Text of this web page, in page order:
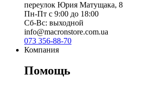
переулок Юрия Матущака, 8
Пн-Пт с 9:00 до 18:00
Сб-Вс: выходной
info@macronstore.com.ua
073 356-88-70
Компания
Помощь